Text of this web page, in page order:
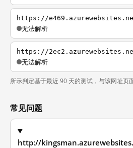
https://
无法解析
https://
无法解析
所示判定基于最近 90 天的测试，与该网址页
常见问题
http://